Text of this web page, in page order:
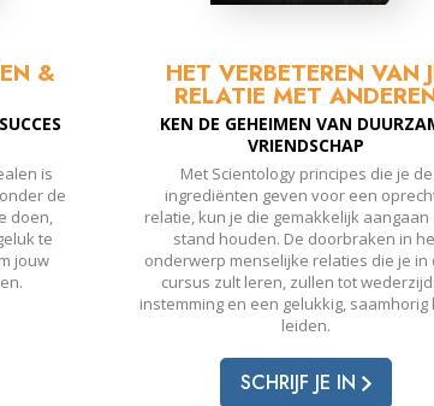
&
is
de
doen,
te
jouw
HET VERBETEREN VAN
RELATIE MET
KEN DE GEHEIMEN VAN
VRIENDSCHAP
Met Scientology principes die je de
ingrediënten geven voor een
relatie, kun je die gemakkelijk aangaan
stand houden. De doorbraken in
onderwerp menselijke relaties die je in
cursus zult leren, zullen tot
instemming en een gelukkig, saamhorig
leiden.
SCHRIJF JE IN